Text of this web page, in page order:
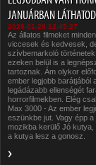
JANUÁRBAN
2026-01-20 12:45:27
Az állatos filmeket
viccesek és kedvesek,
szívbemarkoló
ezeken belül is a
tartoznak. Ám olykor
ember legjobb barátjából
legádázabb ellenségét
horrorfilmekben. Elég
Max 3000 - Az ember
eszünkbe jut. Vagy épp
mozikba kerülő Jó kutya,
a kutya lesz a gonosz.